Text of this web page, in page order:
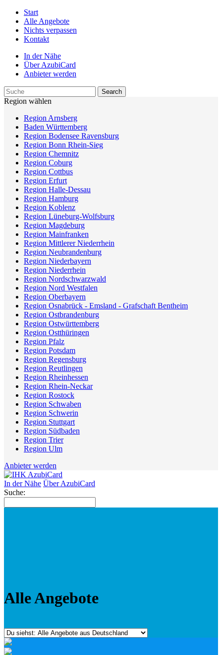
Start
Alle Angebote
Nichts verpassen
Kontakt
In der Nähe
Über AzubiCard
Anbieter werden
Region wählen
Region Arnsberg
Baden Württemberg
Region Bodensee Ravensburg
Region Bonn Rhein-Sieg
Region Chemnitz
Region Coburg
Region Cottbus
Region Erfurt
Region Halle-Dessau
Region Hamburg
Region Koblenz
Region Lüneburg-Wolfsburg
Region Magdeburg
Region Mainfranken
Region Mittlerer Niederrhein
Region Neubrandenburg
Region Niederbayern
Region Niederrhein
Region Nordschwarzwald
Region Nord Westfalen
Region Oberbayern
Region Osnabrück - Emsland - Grafschaft Bentheim
Region Ostbrandenburg
Region Ostwürttemberg
Region Ostthüringen
Region Pfalz
Region Potsdam
Region Regensburg
Region Reutlingen
Region Rheinhessen
Region Rhein-Neckar
Region Rostock
Region Schwaben
Region Schwerin
Region Stuttgart
Region Südbaden
Region Trier
Region Ulm
Anbieter werden
In der Nähe Über AzubiCard
Suche:
Alle Angebote